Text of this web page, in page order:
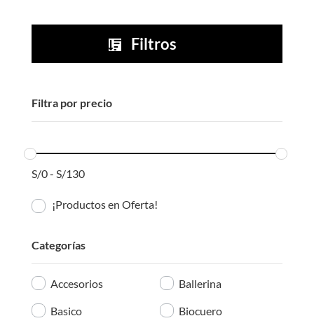
 Filtros
Filtra por precio
S/0- S/130
¡Productos en Oferta!
Categorías
Accesorios Ballerina
Basico Biocuero
S/35.00.S/15.00.